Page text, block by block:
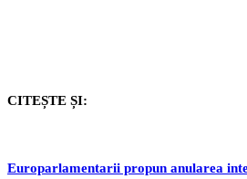
CITEȘTE ȘI:
Europarlamentarii propun anularea